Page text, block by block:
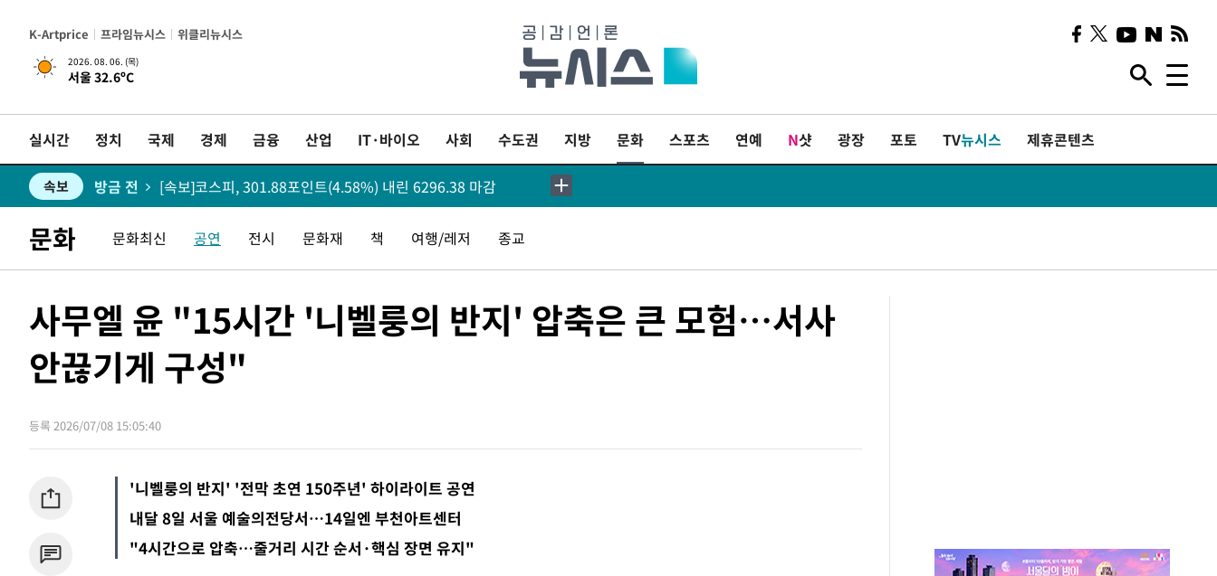
K-Artprice 프라임뉴시스 위클리뉴시스
2026. 08. 06. (목)
서울 32.6ºC
실시간 정치 국제 경제 금융 산업 IT·바이오 사회 수도권 지방 문화 스포츠 연예 N샷 광장 포토 TV뉴시스 제휴콘텐츠
속보 방금 전 [속보]종합특검, 대검 추가 압수수색…내란 중요임무종사 혐의
속보 방금 전 [속보]코스피, 301.88포인트(4.58%) 내린 6296.38 마감
속보 방금 전 [속보]원·달러 환율, 0.7원 내린 1423.8원 마감
속보 방금 전 "여기 떨어졌다"…다누리, 스페이스X 로켓 달 충돌 흔적 포착
속보 방금 전 손흥민, 5경기 연속골 실패…LAFC는 승부차기 끝 과달라하라 격파
속보 39분 전 내일까지 39도 '펄펄'…기상청 "태풍 지나며 폭염 잠시 꺾인다"
속보 45분 전
속보 1시간 전
2시간 전
문화 문화최신 공연 전시 문화재 책 여행/레저 종교
사무엘 윤 "15시간 '니벨룽의 반지' 압축은 큰 모험…서사
안끊기게 구성"
등록 2026/07/08 15:05:40
'니벨룽의 반지' '전막 초연 150주년' 하이라이트 공연
내달 8일 서울 예술의전당서…14일엔 부천아트센터
"4시간으로 압축…줄거리 시간 순서·핵심 장면 유지"